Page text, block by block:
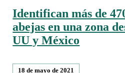
Identifican más de
abejas en una zona
UU y México
18 de mayo de 2021